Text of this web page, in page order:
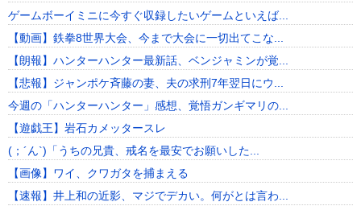
ゲームボーイミニに今すぐ収録したいゲームといえば...
【動画】鉄拳8世界大会、今まで大会に一切出てこな...
【朗報】ハンターハンター最新話、ベンジャミンが覚...
【悲報】ジャンポケ斉藤の妻、夫の求刑7年翌日にウ...
今週の「ハンターハンター」感想、覚悟ガンギマリの...
【遊戯王】岩石カメッタースレ
(；´ん`)「うちの兄貴、戒名を最安でお願いした...
【画像】ワイ、クワガタを捕まえる
【速報】井上和の近影、マジでデカい。何がとは言わ...